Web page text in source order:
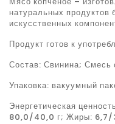
натуральных продуктов
искусственных
Продукт готов к
Состав: Свинина; Смесь
Упаковка: вакуумный
Энергетическая
80,0/40,0 г; Жиры: 6,7/